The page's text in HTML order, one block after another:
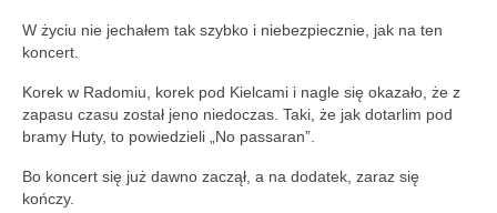
W życiu nie jechałem tak szybko i niebezpiecznie, jak na ten
koncert.
Korek w Radomiu, korek pod Kielcami i nagle się okazało, że z
zapasu czasu został jeno niedoczas. Taki, że jak dotarlim pod
bramy Huty, to powiedzieli „No passaran”.
Bo koncert się już dawno zaczął, a na dodatek, zaraz się
kończy.